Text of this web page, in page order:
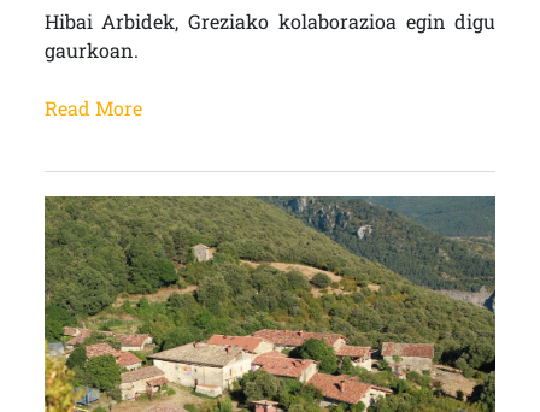
Hibai Arbidek, Greziako kolaborazioa egin digu
gaurkoan.
Read More